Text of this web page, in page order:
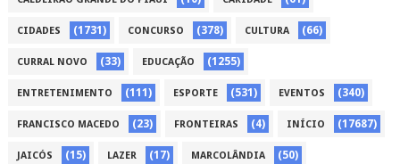
CIDADES (1731) CONCURSO (378) CULTURA (66)
CURRAL NOVO (33) EDUCAÇÃO (1255)
ENTRETENIMENTO (111) ESPORTE (531) EVENTOS (340)
FRANCISCO MACEDO (23) FRONTEIRAS (4) INÍCIO (17687)
JAICÓS (15) LAZER (17) MARCOLÂNDIA (50)